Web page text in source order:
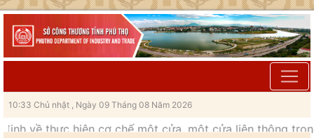
10:33 Chủ nhật , Ngày 09 Tháng 08 Năm 2026
thực hiện cơ chế một cửa, một cửa liên thông trong giải